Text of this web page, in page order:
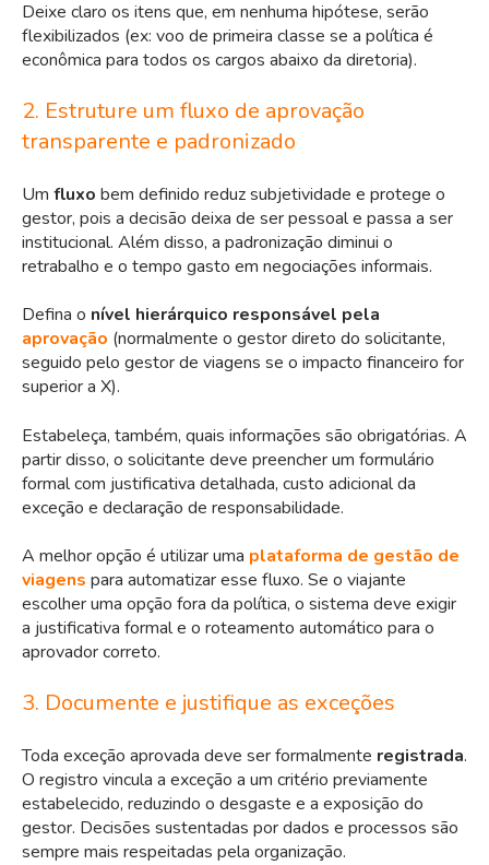
Deixe claro os itens que, em nenhuma hipótese, serão
flexibilizados (ex: voo de primeira classe se a política é
econômica para todos os cargos abaixo da diretoria).
2. Estruture um fluxo de aprovação
transparente e padronizado
Um fluxo bem definido reduz subjetividade e protege o
gestor, pois a decisão deixa de ser pessoal e passa a ser
institucional. Além disso, a padronização diminui o
retrabalho e o tempo gasto em negociações informais.
Defina o nível hierárquico responsável pela
aprovação (normalmente o gestor direto do solicitante,
seguido pelo gestor de viagens se o impacto financeiro for
superior a X).
Estabeleça, também, quais informações são obrigatórias. A
partir disso, o solicitante deve preencher um formulário
formal com justificativa detalhada, custo adicional da
exceção e declaração de responsabilidade.
A melhor opção é utilizar uma plataforma de gestão de
viagens para automatizar esse fluxo. Se o viajante
escolher uma opção fora da política, o sistema deve exigir
a justificativa formal e o roteamento automático para o
aprovador correto.
3. Documente e justifique as exceções
Toda exceção aprovada deve ser formalmente registrada.
O registro vincula a exceção a um critério previamente
estabelecido, reduzindo o desgaste e a exposição do
gestor. Decisões sustentadas por dados e processos são
sempre mais respeitadas pela organização.